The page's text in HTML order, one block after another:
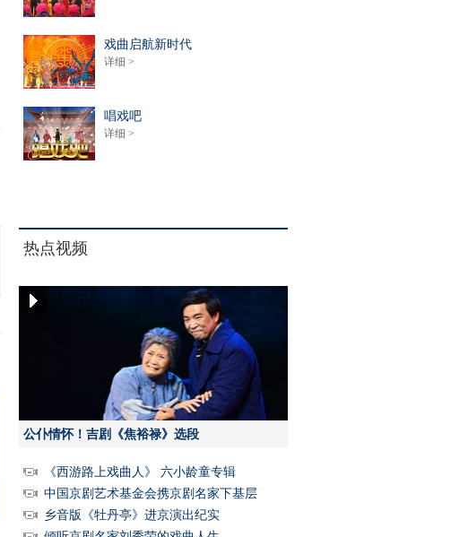
戏曲启航新时代
详细 >
唱戏吧
详细 >
热点视频
公仆情怀！吉剧《焦裕禄》选段
《西游路上戏曲人》 六小龄童专辑
中国京剧艺术基金会携京剧名家下基层
乡音版《牡丹亭》进京演出纪实